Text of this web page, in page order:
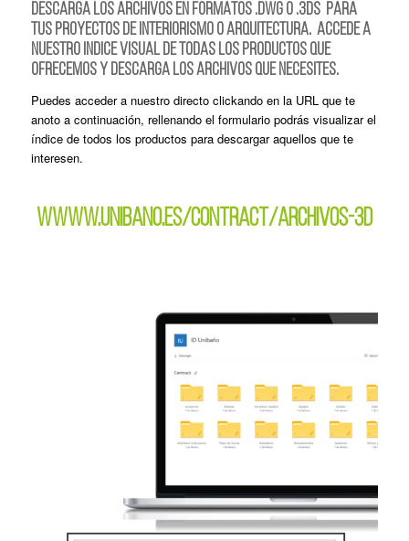
DESCARGA LOS ARCHIVOS EN FORMATOS .DWG O .3DS PARA
TUS PROYECTOS DE INTERIORISMO O ARQUITECTURA. ACCEDE A
NUESTRO INDICE VISUAL DE TODAS LOS PRODUCTOS QUE
OFRECEMOS Y DESCARGA LOS ARCHIVOS QUE NECESITES.
Puedes acceder a nuestro directo clickando en la URL que te
anoto a continuación, rellenando el formulario podrás visualizar el
índice de todos los productos para descargar aquellos que te
interesen.
WWWW.UNIBANO.ES/CONTRACT/ARCHIVOS-3D